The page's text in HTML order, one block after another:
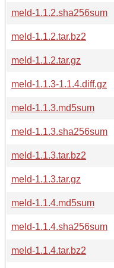
meld-1.1.2.sha256sum
meld-1.1.2.tar.bz2
meld-1.1.2.tar.gz
meld-1.1.3-1.1.4.diff.gz
meld-1.1.3.md5sum
meld-1.1.3.sha256sum
meld-1.1.3.tar.bz2
meld-1.1.3.tar.gz
meld-1.1.4.md5sum
meld-1.1.4.sha256sum
meld-1.1.4.tar.bz2